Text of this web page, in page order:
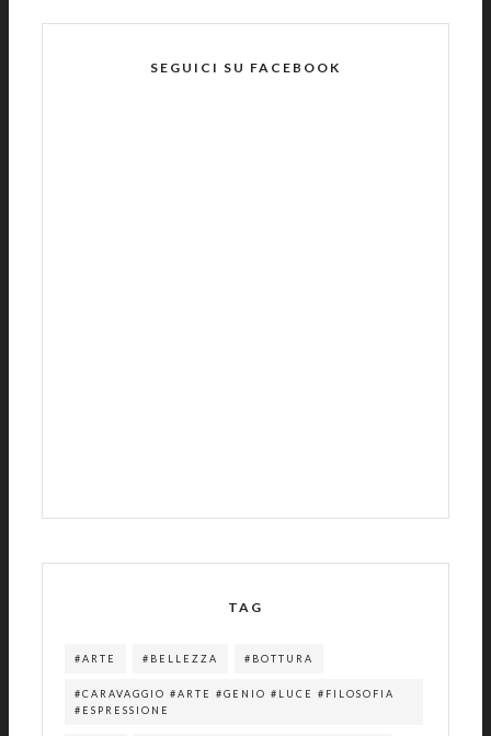
SEGUICI SU FACEBOOK
TAG
#ARTE #BELLEZZA #BOTTURA
#CARAVAGGIO #ARTE #GENIO #LUCE #FILOSOFIA
#ESPRESSIONE